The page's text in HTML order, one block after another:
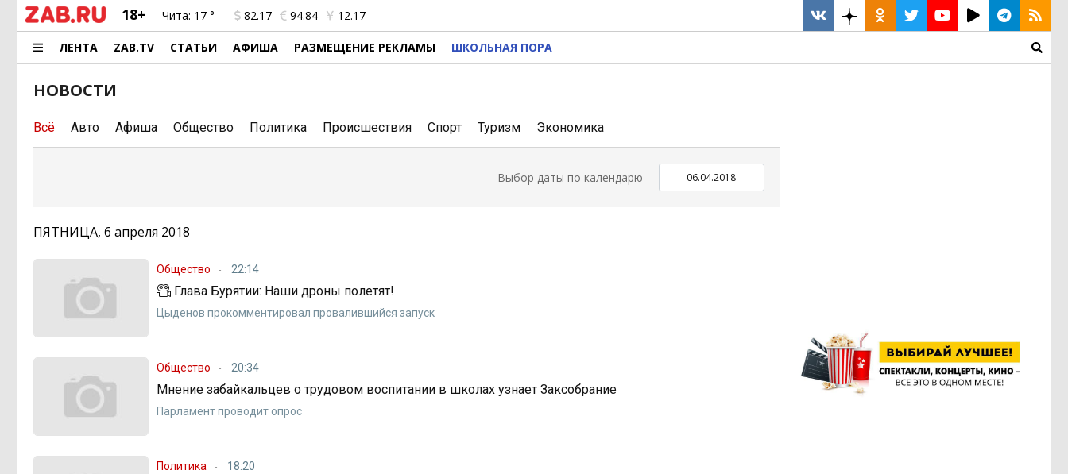
18+ Чита: 17 ° 82.17 94.84 12.17
ЛЕНТА ZAB.TV СТАТЬИ АФИША РАЗМЕЩЕНИЕ РЕКЛАМЫ ШКОЛЬНАЯ ПОРА
НОВОСТИ
Всё Авто Афиша Общество Политика Происшествия Спорт Туризм Экономика
Выбор даты по календарю
ПЯТНИЦА, 6 апреля 2018
Общество 22:14
Глава Бурятии: Наши дроны полетят!
Цыденов прокомментировал провалившийся запуск
Общество 20:34
Мнение забайкальцев о трудовом воспитании в школах узнает Заксобрание
Парламент проводит опрос
Политика 18:20